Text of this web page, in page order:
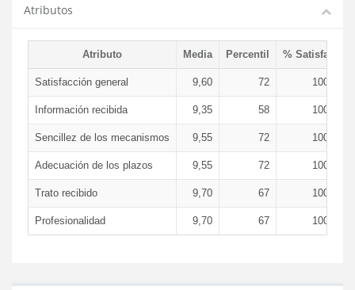
Atributos
Atributo Media Percentil % Satisfacción
Satisfacción general 9,60 72 100,00 %
Información recibida 9,35 58 100,00 %
Sencillez de los mecanismos 9,55 72 100,00 %
Adecuación de los plazos 9,55 72 100,00 %
Trato recibido 9,70 67 100,00 %
Profesionalidad 9,70 67 100,00 %